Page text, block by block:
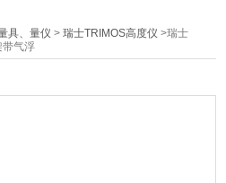
具、量仪 >瑞士TRIMOS高度仪 >瑞士
带气浮